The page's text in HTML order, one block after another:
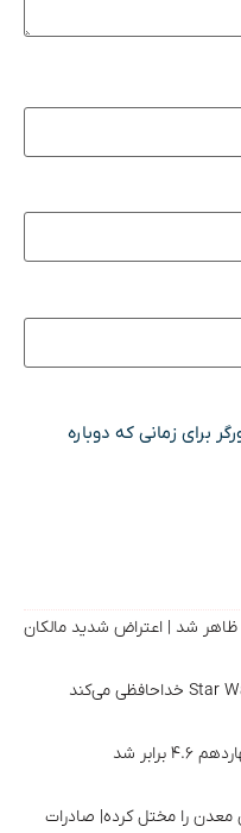
برای زمانی که دوباره
شد
معدن را مختل کرده| صادرات